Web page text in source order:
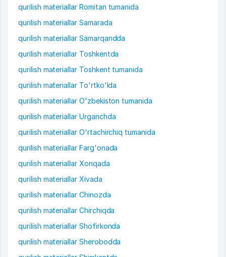
qurilish materiallar Romitan tumanida
qurilish materiallar Samarada
qurilish materiallar Samarqandda
qurilish materiallar Toshkentda
qurilish materiallar Toshkent tumanida
qurilish materiallar To'rtko'lda
qurilish materiallar O'zbekiston tumanida
qurilish materiallar Urganchda
qurilish materiallar O'rtachirchiq tumanida
qurilish materiallar Farg'onada
qurilish materiallar Xonqada
qurilish materiallar Xivada
qurilish materiallar Chinozda
qurilish materiallar Chirchiqda
qurilish materiallar Shofirkonda
qurilish materiallar Sherobodda